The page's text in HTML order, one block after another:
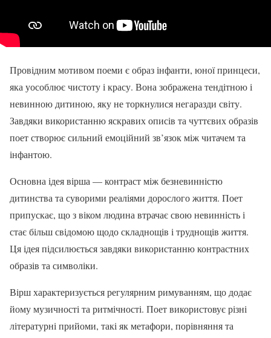
Провідним мотивом поеми є образ інфанти, юної принцеси,
яка уособлює чистоту і красу. Вона зображена тендітною і
невинною дитиною, яку не торкнулися негаразди світу.
Завдяки використанню яскравих описів та чуттєвих образів
поет створює сильний емоційний зв’язок між читачем та
інфантою.
Основна ідея вірша — контраст між безневинністю
дитинства та суворими реаліями дорослого життя. Поет
припускає, що з віком людина втрачає свою невинність і
стає більш свідомою щодо складнощів і труднощів життя.
Ця ідея підсилюється завдяки використанню контрастних
образів та символіки.
Вірш характеризується регулярним римуванням, що додає
йому музичності та ритмічності. Поет використовує різні
літературні прийоми, такі як метафори, порівняння та